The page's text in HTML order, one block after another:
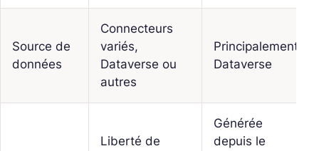
Source de
données
Connecteurs
variés,
Dataverse ou
autres
Principalement
Dataverse
Liberté de
Générée
depuis le